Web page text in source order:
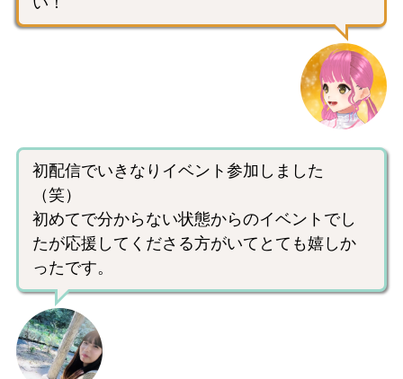
初配信でいきなりイベント参加しました
（笑）
初めてで分からない状態からのイベントでし
たが応援してくださる方がいてとても嬉しか
ったです。